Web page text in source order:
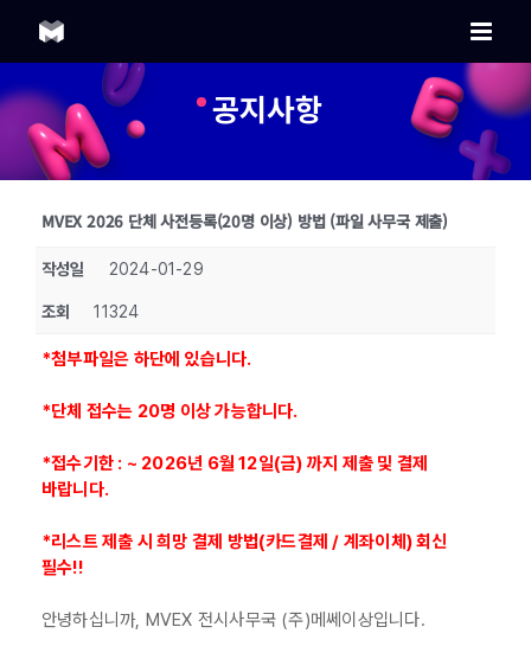
content
공지사항
MVEX 2026 단체 사전등록(20명 이상) 방법 (파일 사무국 제출)
작성일 2024-01-29
조회 11324
*첨부파일은 하단에 있습니다.
*단체 접수는 20명 이상 가능합니다.
*접수기한 : ~ 2026년 6월 12일(금) 까지 제출 및 결제
바랍니다.
*리스트 제출 시 희망 결제 방법(카드결제 / 계좌이체) 회신
필수!!
안녕하십니까, MVEX 전시사무국 (주)메쎄이상입니다.